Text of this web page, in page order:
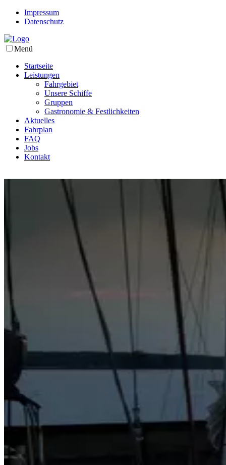
Impressum
Datenschutz
Menü
Startseite
Leistungen
Fahrgebiet
Unsere Schiffe
Gruppen
Gastronomie & Festlichkeiten
Aktuelles
Fahrplan
FAQ
Jobs
Kontakt